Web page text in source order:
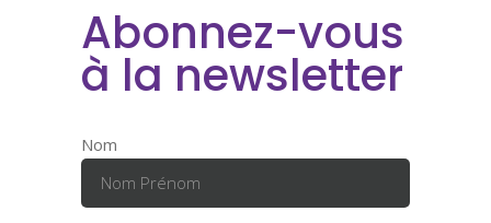
Abonnez-vous
à la newsletter
Nom